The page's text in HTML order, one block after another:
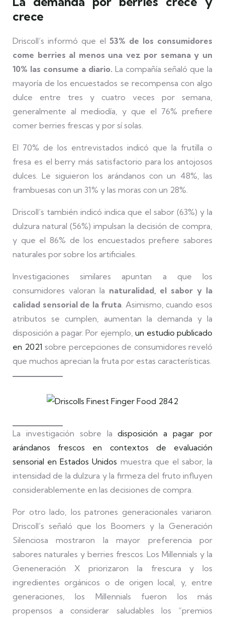
crece
Driscoll’s informó que el 53% de los consumidores
come berries al menos una vez por semana y un
10% las consume a diario. La compañía señaló que la
mayoría de los encuestados se recompensa con algo
dulce entre tres y cuatro veces por semana,
generalmente al mediodía, y que el 76% prefiere
comer berries frescas y por sí solas.
El 70% de los entrevistados indicó que la frutilla o
fresa es el berry más satisfactorio para los antojosos
dulces. Le siguieron los arándanos con un 48%, las
frambuesas con un 31% y las moras con un 28%.
Driscoll’s también indicó indica que el sabor (63%) y la
dulzura natural (56%) impulsan la decisión de compra,
y que el 86% de los encuestados prefiere sabores
naturales por sobre los artificiales.
Investigaciones similares apuntan a que los
consumidores valoran la naturalidad, el sabor y la
calidad sensorial de la fruta. Asimismo, cuando esos
atributos se cumplen, aumentan la demanda y la
disposición a pagar. Por ejemplo,un estudio publicado
en 2021 sobre percepciones de consumidores reveló
que muchos aprecian la fruta por estas características.
La investigación sobre ladisposición a pagar por
arándanos frescos en contextos de evaluación
sensorial en Estados Unidos muestra que el sabor, la
intensidad de la dulzura y la firmeza del fruto influyen
considerablemente en las decisiones de compra.
Por otro lado, los patrones generacionales variaron.
Driscoll’s señaló que los Boomers y la Generación
Silenciosa mostraron la mayor preferencia por
sabores naturales y berries frescos. Los Millennials y la
Geneneración X priorizaron la frescura y los
ingredientes orgánicos o de origen local, y, entre
generaciones, los Millennials fueron los más
propensos a considerar saludables los “premios